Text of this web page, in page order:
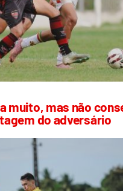
muito, mas não
do adversário